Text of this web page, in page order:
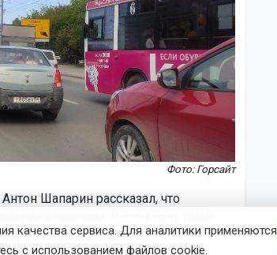
Фото: Горсайт
Шапарин рассказал, что
Воронежской областях.
качества сервиса. Для аналитики применяются
с использованием файлов cookie.